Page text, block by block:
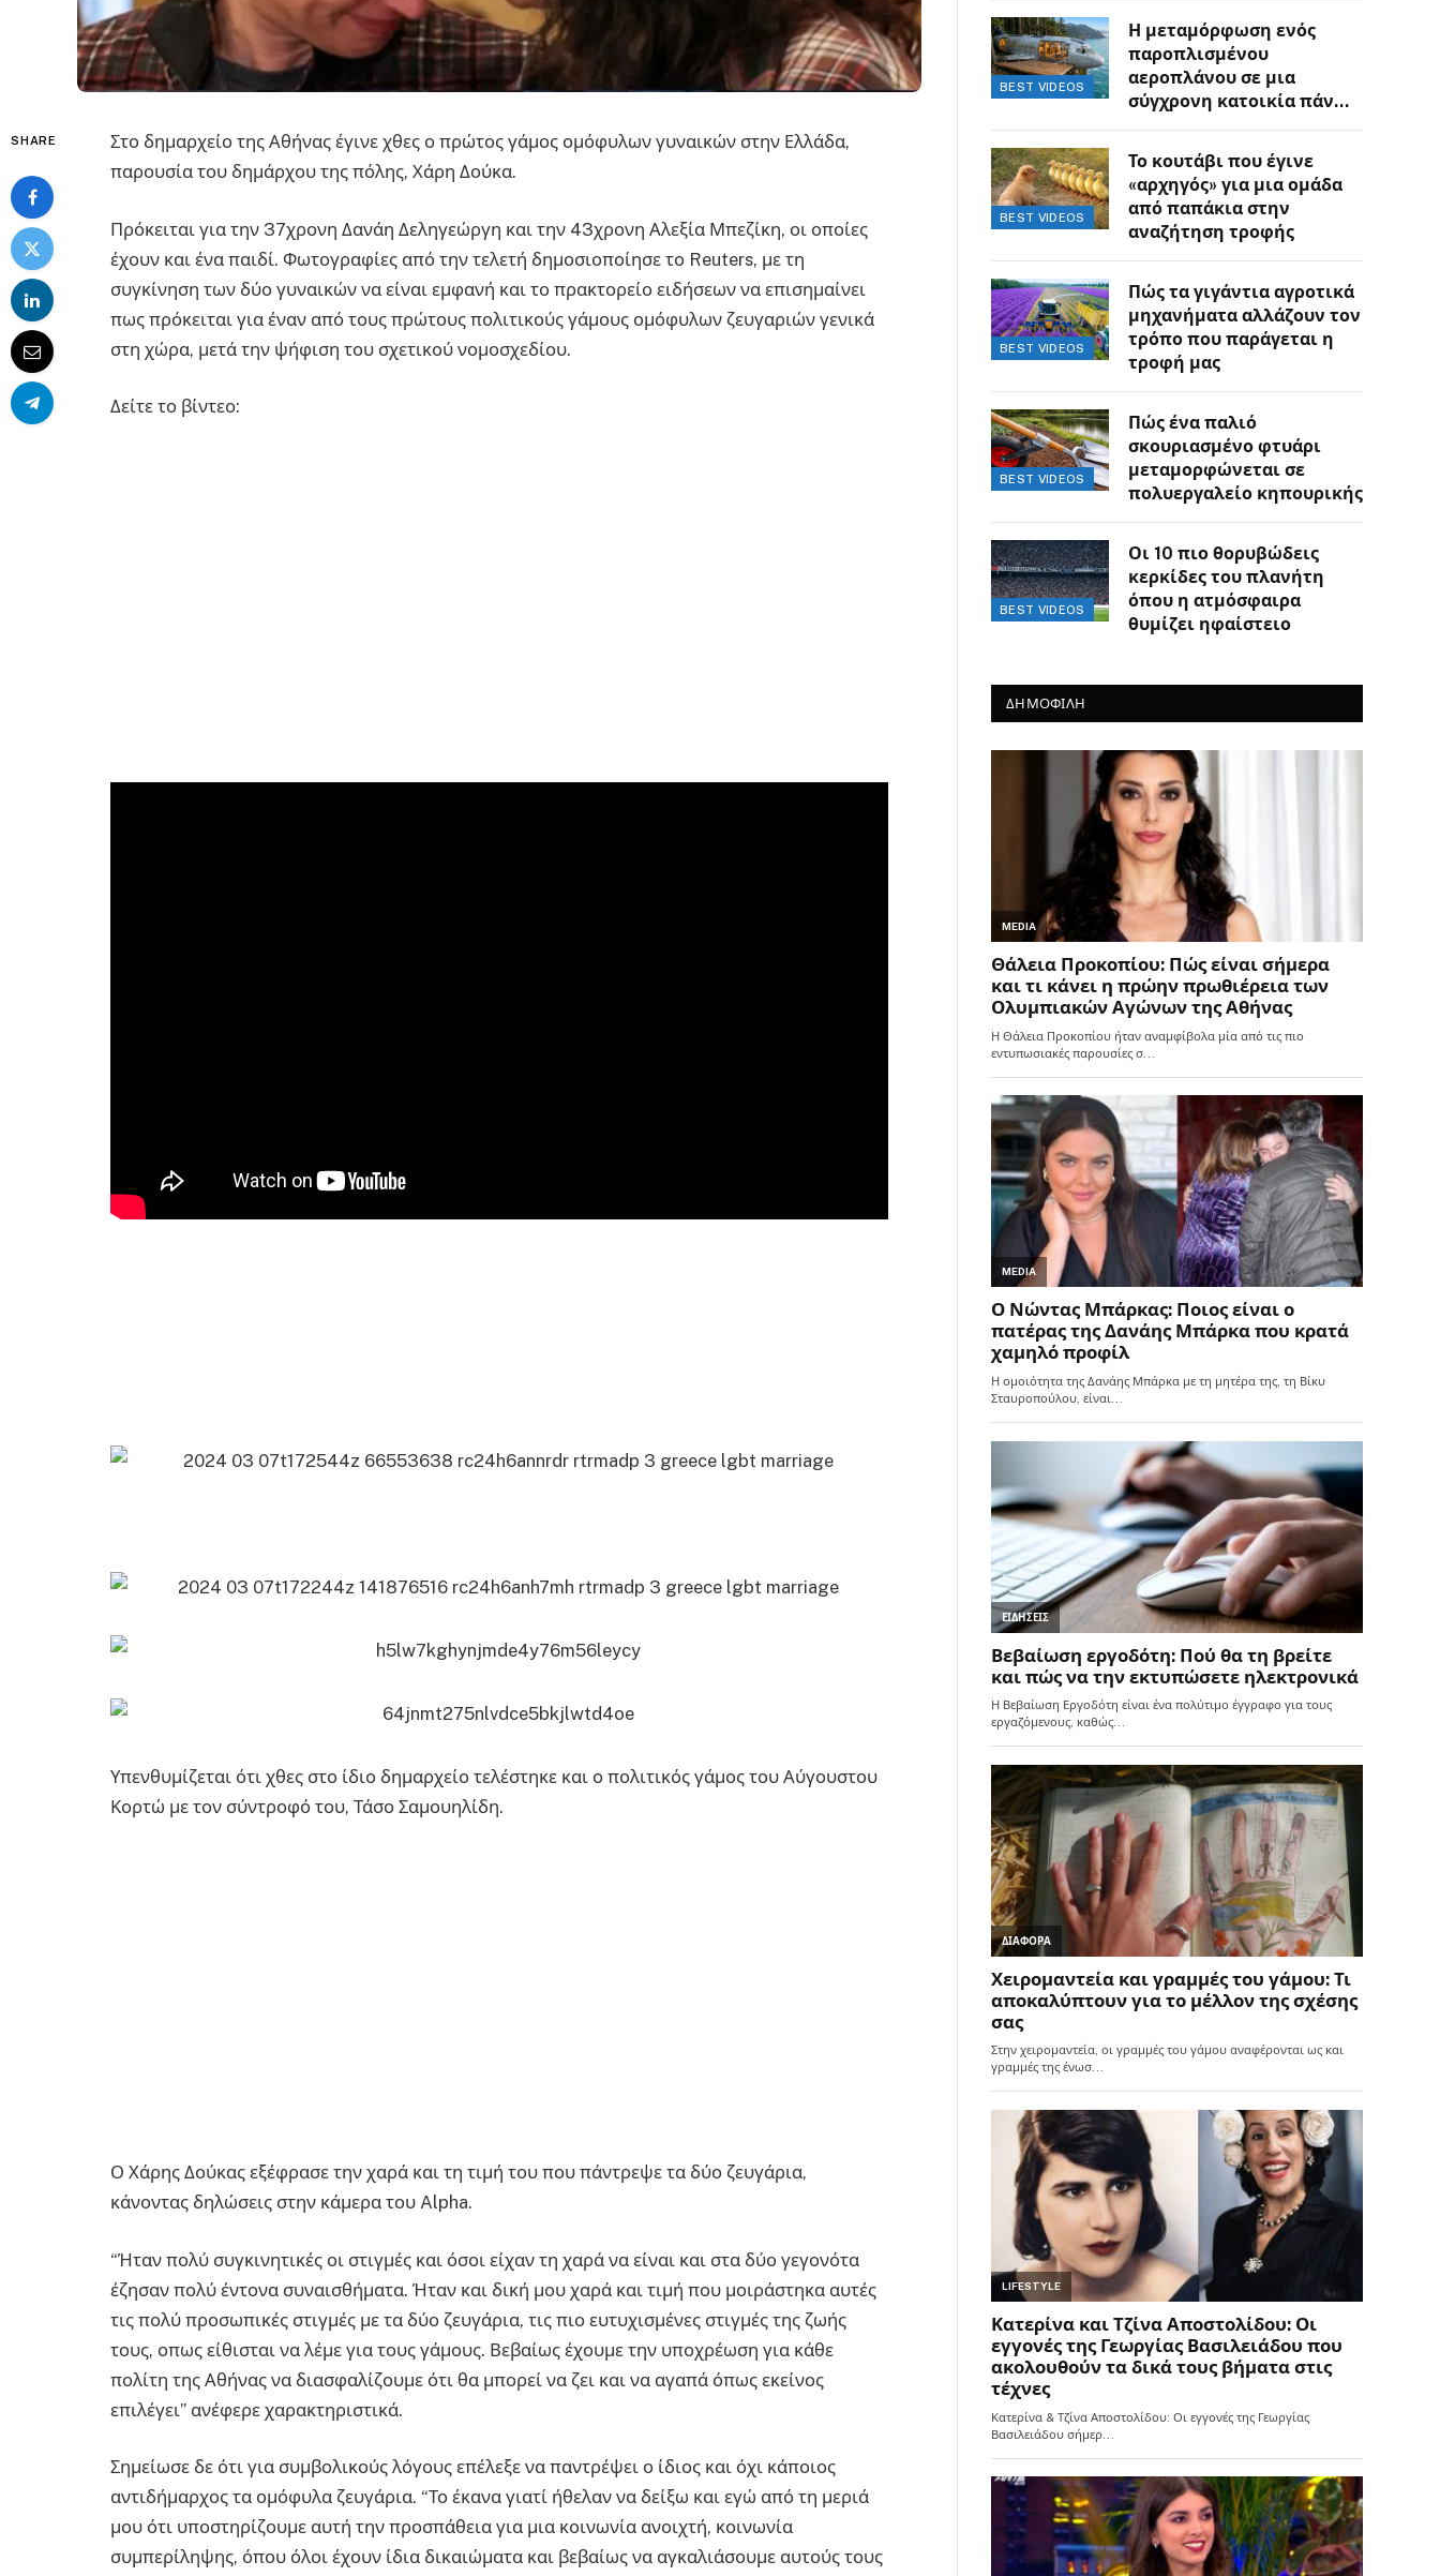
SHARE
Στο δημαρχείο της Αθήνας έγινε χθες ο πρώτος γάμος ομόφυλων γυναικών στην Ελλάδα,
παρουσία του δημάρχου της πόλης, Χάρη Δούκα.
Πρόκειται για την 37χρονη Δανάη Δεληγεώργη και την 43χρονη Αλεξία Μπεζίκη, οι οποίες
έχουν και ένα παιδί. Φωτογραφίες από την τελετή δημοσιοποίησε το Reuters, με τη
συγκίνηση των δύο γυναικών να είναι εμφανή και το πρακτορείο ειδήσεων να επισημαίνει
πως πρόκειται για έναν από τους πρώτους πολιτικούς γάμους ομόφυλων ζευγαριών γενικά
στη χώρα, μετά την ψήφιση του σχετικού νομοσχεδίου.
Δείτε το βίντεο:
Υπενθυμίζεται ότι χθες στο ίδιο δημαρχείο τελέστηκε και ο πολιτικός γάμος του Αύγουστου
Κορτώ με τον σύντροφό του, Τάσο Σαμουηλίδη.
Ο Χάρης Δούκας εξέφρασε την χαρά και τη τιμή του που πάντρεψε τα δύο ζευγάρια,
κάνοντας δηλώσεις στην κάμερα του Alpha.
“Ήταν πολύ συγκινητικές οι στιγμές και όσοι είχαν τη χαρά να είναι και στα δύο γεγονότα
έζησαν πολύ έντονα συναισθήματα. Ήταν και δική μου χαρά και τιμή που μοιράστηκα αυτές
τις πολύ προσωπικές στιγμές με τα δύο ζευγάρια, τις πιο ευτυχισμένες στιγμές της ζωής
τους, οπως είθισται να λέμε για τους γάμους. Βεβαίως έχουμε την υποχρέωση για κάθε
πολίτη της Αθήνας να διασφαλίζουμε ότι θα μπορεί να ζει και να αγαπά όπως εκείνος
επιλέγει” ανέφερε χαρακτηριστικά.
Σημείωσε δε ότι για συμβολικούς λόγους επέλεξε να παντρέψει ο ίδιος και όχι κάποιος
αντιδήμαρχος τα ομόφυλα ζευγάρια. “Το έκανα γιατί ήθελαν να δείξω και εγώ από τη μεριά
μου ότι υποστηρίζουμε αυτή την προσπάθεια για μια κοινωνία ανοιχτή, κοινωνία
συμπερίληψης, όπου όλοι έχουν ίδια δικαιώματα και βεβαίως να αγκαλιάσουμε αυτούς τους
BEST VIDEOS
Η μεταμόρφωση ενός
παροπλισμένου
αεροπλάνου σε μια
σύγχρονη κατοικία πάνω
BEST VIDEOS
Το κουτάβι που έγινε
«αρχηγός» για μια ομάδα
από παπάκια στην
αναζήτηση τροφής
BEST VIDEOS
Πώς τα γιγάντια αγροτικά
μηχανήματα αλλάζουν τον
τρόπο που παράγεται η
τροφή μας
BEST VIDEOS
Πώς ένα παλιό
σκουριασμένο φτυάρι
μεταμορφώνεται σε
πολυεργαλείο κηπουρικής
BEST VIDEOS
Οι 10 πιο θορυβώδεις
κερκίδες του πλανήτη
όπου η ατμόσφαιρα
θυμίζει ηφαίστειο
ΔΗΜΟΦΙΛΗ